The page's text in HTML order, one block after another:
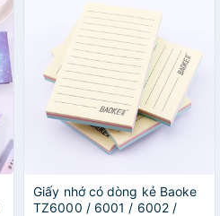
Giấy nhớ có dòng kẻ Baoke
TZ6000 / 6001 / 6002 /